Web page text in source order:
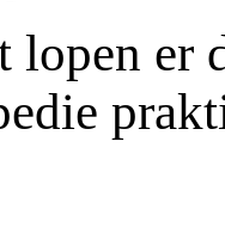
lopen er